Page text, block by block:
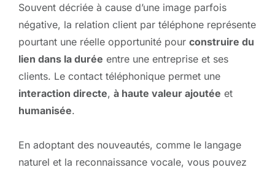
Souvent décriée à cause d’une image parfois
négative, la relation client par téléphone représente
pourtant une réelle opportunité pour construire du
lien dans la durée entre une entreprise et ses
clients. Le contact téléphonique permet une
interaction directe, à haute valeur ajoutée et
humanisée.
En adoptant des nouveautés, comme le langage
naturel et la reconnaissance vocale, vous pouvez